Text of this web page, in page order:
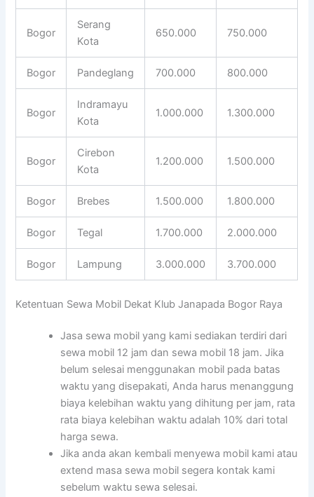
Bogor
Serang
Kota
650.000 750.000
Bogor Pandeglang 700.000 800.000
Bogor
Indramayu
Kota
1.000.000 1.300.000
Bogor
Cirebon
Kota
1.200.000 1.500.000
Bogor Brebes 1.500.000 1.800.000
Bogor Tegal 1.700.000 2.000.000
Bogor Lampung 3.000.000 3.700.000
Ketentuan Sewa Mobil Dekat Klub Janapada Bogor Raya
Jasa sewa mobil yang kami sediakan terdiri dari
sewa mobil 12 jam dan sewa mobil 18 jam. Jika
belum selesai menggunakan mobil pada batas
waktu yang disepakati, Anda harus menanggung
biaya kelebihan waktu yang dihitung per jam, rata
rata biaya kelebihan waktu adalah 10% dari total
harga sewa.
Jika anda akan kembali menyewa mobil kami atau
extend masa sewa mobil segera kontak kami
sebelum waktu sewa selesai.